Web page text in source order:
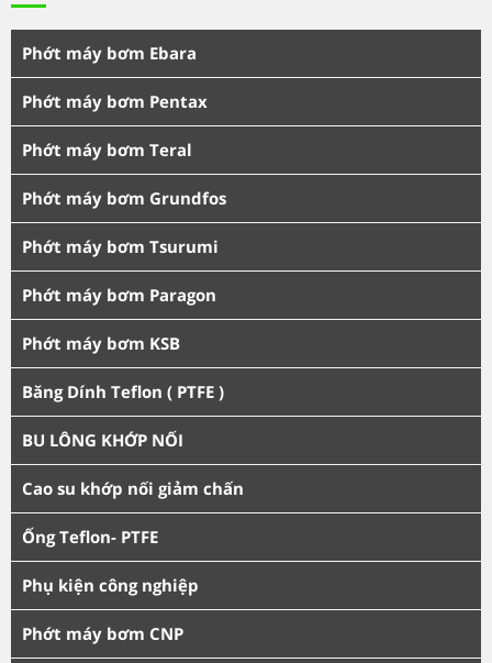
Phớt máy bơm Ebara
Phớt máy bơm Pentax
Phớt máy bơm Teral
Phớt máy bơm Grundfos
Phớt máy bơm Tsurumi
Phớt máy bơm Paragon
Phớt máy bơm KSB
Băng Dính Teflon ( PTFE )
BU LÔNG KHỚP NỐI
Cao su khớp nối giảm chấn
Ống Teflon- PTFE
Phụ kiện công nghiệp
Phớt máy bơm CNP